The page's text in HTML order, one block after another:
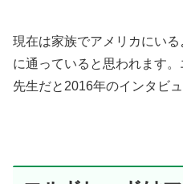
現在は家族でアメリカにい
に通っていると思われます
先生だと2016年のインタビ